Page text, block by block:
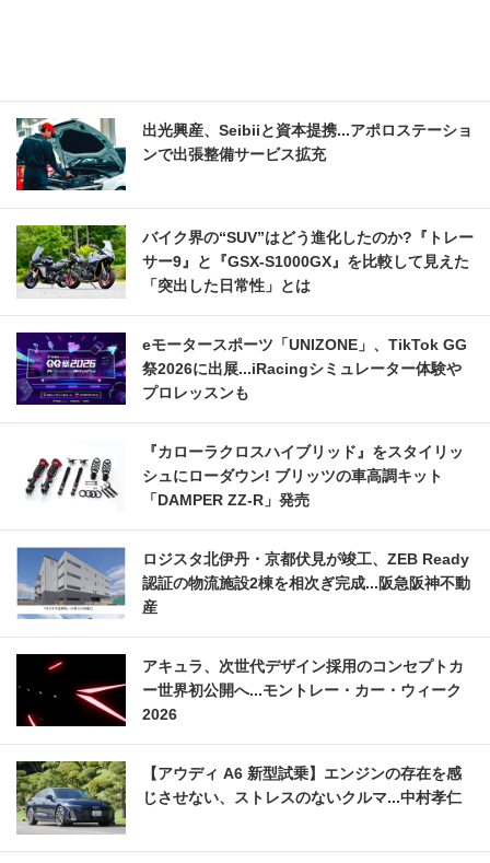
出光興産、Seibiiと資本提携...アポロステーショ
ンで出張整備サービス拡充
バイク界の“SUV”はどう進化したのか?『トレー
サー9』と『GSX-S1000GX』を比較して見えた
「突出した日常性」とは
eモータースポーツ「UNIZONE」、TikTok GG
祭2026に出展...iRacingシミュレーター体験や
プロレッスンも
『カローラクロスハイブリッド』をスタイリッ
シュにローダウン! ブリッツの車高調キット
「DAMPER ZZ-R」発売
ロジスタ北伊丹・京都伏見が竣工、ZEB Ready
認証の物流施設2棟を相次ぎ完成...阪急阪神不動
産
アキュラ、次世代デザイン採用のコンセプトカ
ー世界初公開へ...モントレー・カー・ウィーク
2026
【アウディ A6 新型試乗】エンジンの存在を感
じさせない、ストレスのないクルマ...中村孝仁